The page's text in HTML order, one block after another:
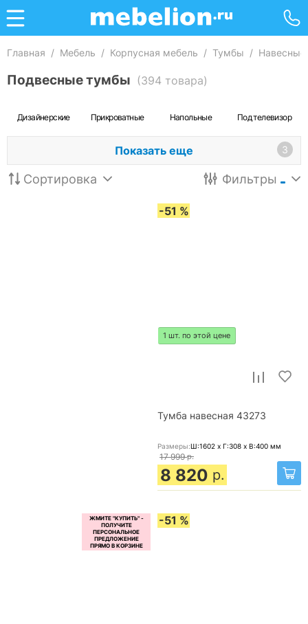
Главная / Мебель / Корпусная мебель / Тумбы / Навесные
Подвесные тумбы (394 товара)
Дизайнерские Прикроватные Напольные Под телевизор
Показать еще 3
Сортировка Фильтры
-51 %
1 шт. по этой цене
Тумба навесная 43273
Размеры:Ш:1602 x Г:308 x В:400 мм
17 999 р.
8 820 р.
-51 %